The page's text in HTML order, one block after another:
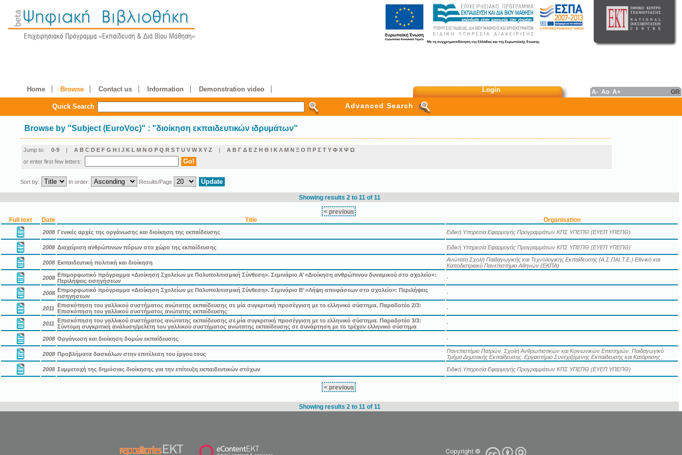
Home Browse Contact us Information Demonstration video Login A- Ao A+ GR
Quick Search Advanced Search
Browse by "Subject (EuroVoc)" : "διοίκηση εκπαιδευτικών ιδρυμάτων"
Jump to: 0-9 | A B C D E F G H I J K L M N O P Q R S T U V W X Y Z | Α Β Γ Δ Ε Ζ Η Θ Ι Κ Λ Μ Ν Ξ Ο Π Ρ Σ Τ Υ Φ Χ Ψ Ω
or enter first few letters:
Sort by: In order: Results/Page
Showing results 2 to 11 of 11
< previous
Full text
Date Title Organisation
2008 Γενικές αρχές της οργάνωσης και διοίκηση της εκπαίδευσης Ειδική Υπηρεσία Εφαρμογής Προγραμμάτων ΚΠΣ ΥΠΕΠΘ (ΕΥΕΠ ΥΠΕΠΘ)
2008 Διαχείριση ανθρώπινων πόρων στο χώρο της εκπαίδευσης Ειδική Υπηρεσία Εφαρμογής Προγραμμάτων ΚΠΣ ΥΠΕΠΘ (ΕΥΕΠ ΥΠΕΠΘ)
2008 Εκπαιδευτική πολιτική και διοίκηση
Ανώτατη Σχολή Παιδαγωγικής και Τεχνολογικής Εκπαίδευσης (Α.Σ.ΠΑΙ.Τ.Ε.) Εθνικό και
Καποδιστριακό Πανεπιστήμιο Αθηνών (ΕΚΠΑ)
2008 Επιμορφωτικό πρόγραμμα «Διοίκηση Σχολείων με Πολυπολιτισμική Σύνθεση». Σεμινάριο Α’ «Διοίκηση ανθρώπινου δυναμικού στο σχολείο»:
Περιλήψεις εισηγήσεων
-
2008 Επιμορφωτικό πρόγραμμα «Διοίκηση Σχολείων με Πολυπολιτισμική Σύνθεση». Σεμινάριο Β’ «Λήψη αποφάσεων στο σχολείο»: Περιλήψεις
εισηγήσεων
-
2011 Επισκόπηση του γαλλικού συστήματος ανώτατης εκπαίδευσης σε μία συγκριτική προσέγγιση με το ελληνικό σύστημα. Παραδοτέο 2/3:
Επισκόπηση του γαλλικού συστήματος ανώτατης εκπαίδευσης
-
2011 Επισκόπηση του γαλλικού συστήματος ανώτατης εκπαίδευσης σε μία συγκριτική προσέγγιση με το ελληνικό σύστημα. Παραδοτέο 3/3:
Σύντομη συγκριτική ανάλυση/μελέτη του γαλλικού συστήματος ανώτατης εκπαίδευσης σε συνάρτηση με το τρέχον ελληνικό σύστημα
-
2008 Οργάνωση και διοίκηση δομών εκπαίδευσης -
2008 Προβλήματα δασκάλων στην επιτέλεση του έργου τους
Πανεπιστήμιο Πατρών. Σχολή Ανθρωπιστικών και Κοινωνικών Επιστημών. Παιδαγωγικό
Τμήμα Δημοτικής Εκπαίδευσης. Εργαστήριο Συνεχιζόμενης Εκπαίδευσης και Κατάρτισης
2008 Συμμετοχή της δημόσιας διοίκησης για την επίτευξη εκπαιδευτικών στόχων Ειδική Υπηρεσία Εφαρμογής Προγραμμάτων ΚΠΣ ΥΠΕΠΘ (ΕΥΕΠ ΥΠΕΠΘ)
< previous
Showing results 2 to 11 of 11